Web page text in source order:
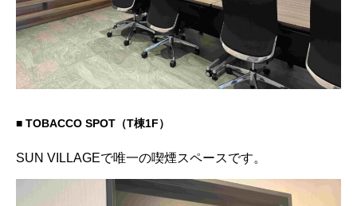
■ TOBACCO SPOT（T棟1F）
SUN VILLAGEで唯一の喫煙スペースです。